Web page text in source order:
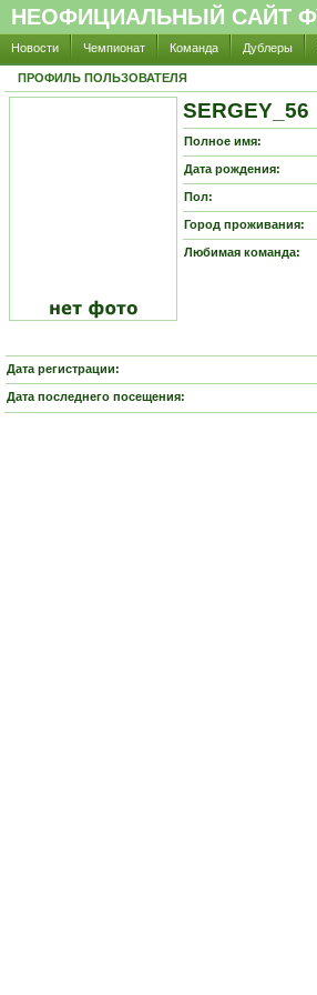
НЕОФИЦИАЛЬНЫЙ САЙТ
Новости Чемпионат Команда Дублеры
ПРОФИЛЬ ПОЛЬЗОВАТЕЛЯ
SERGEY_56
Полное имя:
Дата рождения:
Пол:
Город проживания:
Любимая команда:
Дата регистрации:
Дата последнего посещения: